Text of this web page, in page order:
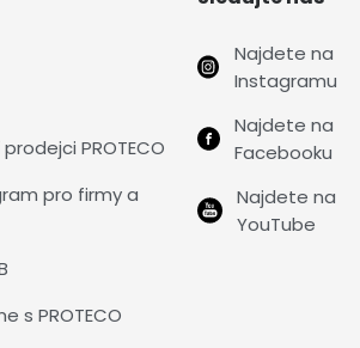
PROTECO
pro firmy a
s PROTECO
Najdete na
Instagramu
Najdete na
Facebooku
Najdete na
YouTube